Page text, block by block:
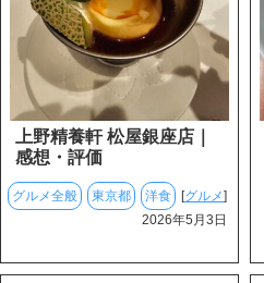
上野精養軒 松屋銀座店｜
感想・評価
グルメ全般 東京都 洋食 [グルメ]
2026年5月3日